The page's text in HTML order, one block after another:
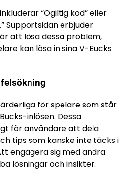
“Ogiltig kod” eller
Supportsidan erbjuder
att lösa dessa problem,
kan lösa in sina V-Bucks
för spelare som står
inlösen. Dessa
för användare att dela
tips som kanske inte täcks i
engagera sig med andra
lösningar och insikter.